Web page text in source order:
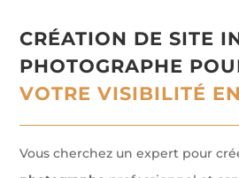
CRÉATION DE SITE
PHOTOGRAPHE
VOTRE VISIBILITÉ
Vous cherchez un expert pour